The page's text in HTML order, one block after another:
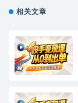
相关文章